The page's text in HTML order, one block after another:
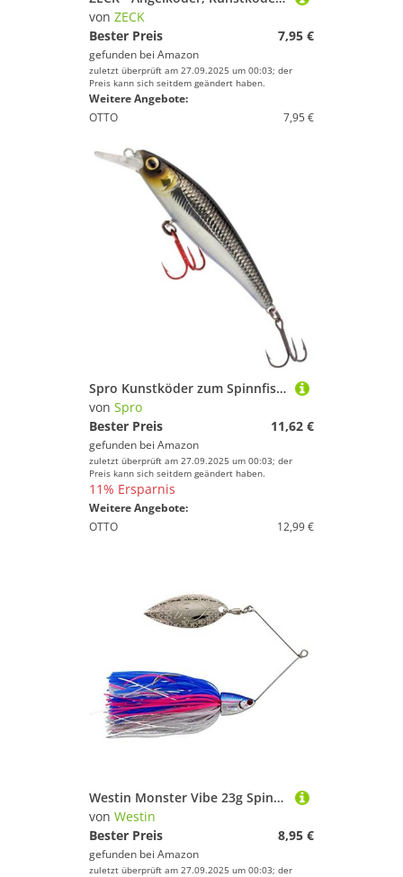
von ZECK
Bester Preis
7,95 €
gefunden bei Amazon
zuletzt überprüft am 27.09.2025 um 00:03; der
Preis kann sich seitdem geändert haben.
Weitere Angebote:
OTTO
7,95 €
Spro Kunstköder zum Spinnfischen auf Hechte, Zander & Barsche Ikiru Silent Jerk 9,5cm 15g, Farbe:Pompano
von Spro
Bester Preis
11,62 €
gefunden bei Amazon
zuletzt überprüft am 27.09.2025 um 00:03; der
Preis kann sich seitdem geändert haben.
11% Ersparnis
Weitere Angebote:
OTTO
12,99 €
Westin Monster Vibe 23g Spinnerbaits, Kunstköder, Angelköder, Hechtköder, Zanderköder, Köder für Hecht, Zander, Barsch, Barschköder, Farbe:Chopper
von Westin
Bester Preis
8,95 €
gefunden bei Amazon
zuletzt überprüft am 27.09.2025 um 00:03; der